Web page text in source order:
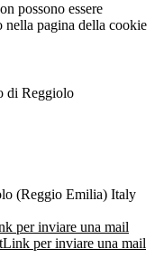
possono essere
nella pagina della cookie
di Reggiolo
(Reggio Emilia) Italy
per inviare una mail
Link per inviare una mail